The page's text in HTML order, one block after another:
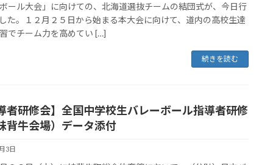
ール大会」に向けての、北海道選抜チームの結団式が、今日行
た。１２月２５日から始まる本大会に向けて、道内の高校生達
でチーム力を高めてい […]
続きを読む
者研修会】全国中学校生バレーボール指導者研修
背牛会場）データ添付
3日